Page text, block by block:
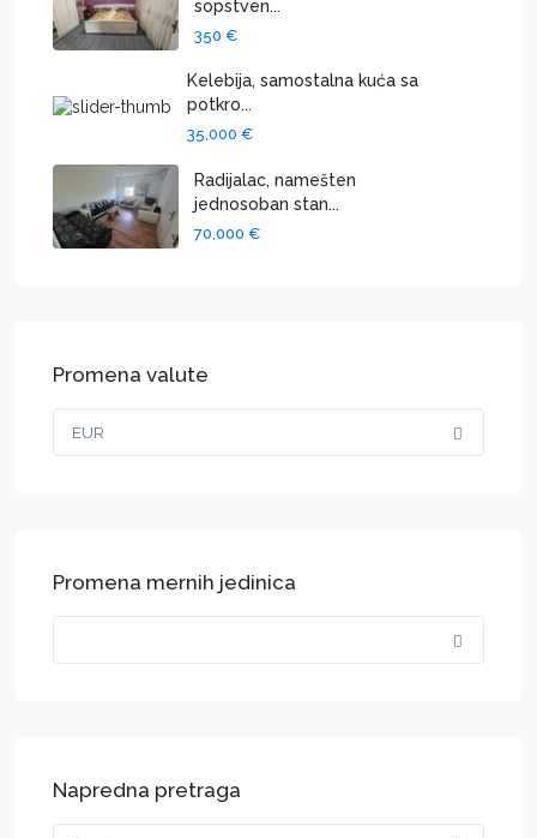
sopstven...
350 €
Kelebija, samostalna kuća sa
potkro...
35,000 €
Radijalac, namešten
jednosoban stan...
70,000 €
Promena valute
EUR
Promena mernih jedinica
Napredna pretraga